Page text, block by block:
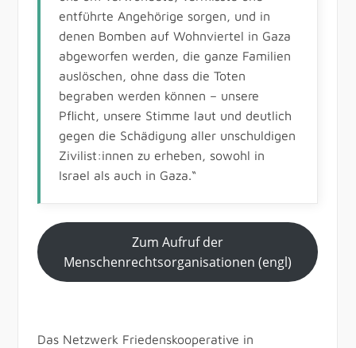
entführte Angehörige sorgen, und in
denen Bomben auf Wohnviertel in Gaza
abgeworfen werden, die ganze Familien
auslöschen, ohne dass die Toten
begraben werden können – unsere
Pflicht, unsere Stimme laut und deutlich
gegen die Schädigung aller unschuldigen
Zivilist:innen zu erheben, sowohl in
Israel als auch in Gaza.“
Zum Aufruf der
Menschenrechtsorganisationen (engl)
Das Netzwerk Friedenskooperative in